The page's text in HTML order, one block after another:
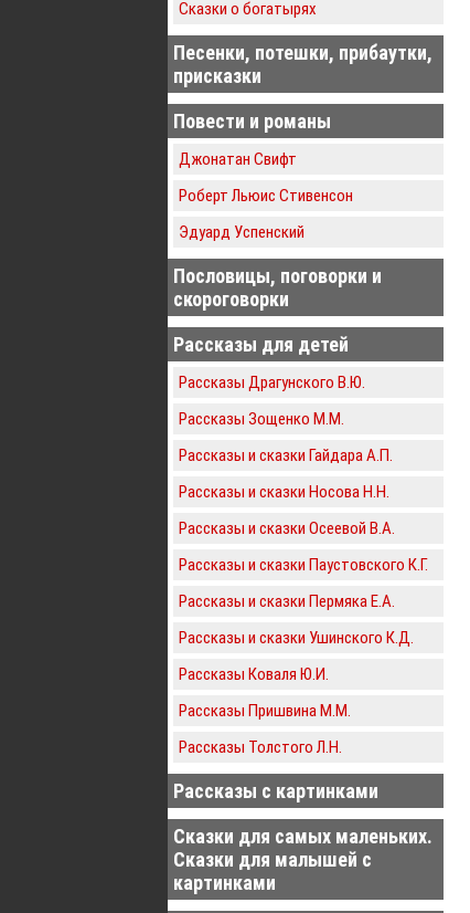
Сказки о богатырях
Песенки, потешки, прибаутки,
присказки
Повести и романы
Джонатан Свифт
Роберт Льюис Стивенсон
Эдуард Успенский
Пословицы, поговорки и
скороговорки
Рассказы для детей
Рассказы Драгунского В.Ю.
Рассказы Зощенко М.М.
Рассказы и сказки Гайдара А.П.
Рассказы и сказки Носова Н.Н.
Рассказы и сказки Осеевой В.А.
Рассказы и сказки Паустовского К.Г.
Рассказы и сказки Пермяка Е.А.
Рассказы и сказки Ушинского К.Д.
Рассказы Коваля Ю.И.
Рассказы Пришвина М.М.
Рассказы Толстого Л.Н.
Рассказы с картинками
Сказки для самых маленьких.
Сказки для малышей с
картинками